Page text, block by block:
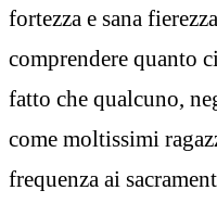
fortezza e sana
comprendere quanto
fatto che qualcuno,
come moltissimi
frequenza ai